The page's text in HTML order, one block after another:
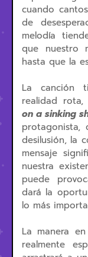
cuando
de
melodía
que nuestro
hasta que la
La canción
realidad rota,
on a sinking
protagonista,
desilusión, la
mensaje
nuestra
puede
dará la
lo más
La manera
realmente